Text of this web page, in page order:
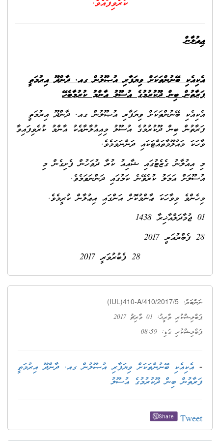
ކުރެވިފައެވެ.
އިޢުލާން
އެކިއެކި ބޭނުންތަކަށް ވިޔަފާރި އުޞޫލުން ގއ. ދާންދޫ އިރުމަތީ
ފަރާތުން ބިން ދޫކުރުމުގެ އުސޫލު އާންމު ކުރުމާބެހޭ
އެކިއެކި ބޭނުންތަކަށް ވިޔަފާރި އުޞޫލުން ގއ. ދާންދޫ އިރުމަތީ
ފަރާތުން ބިން ދޫކުރުމުގެ އުސޫލު މިއިއުލާނާއެކު އާންމު ކުރެވިފައިވާ
ވާހަކަ މައުލޫމާތައްޓަކައި ދަންނަވަމެވެ.
މި އިއުލާނު ގެޒެޓުގައި ޝާއިއު ކުރާ ދުވަހުން ފެށިގެން މި
އުސޫލަށް އަމަލު ކުރެވޭނެ ކަމުގައި ދަންނަވަމެވެ.
މިހެންވެ މިވާހަކަ ޢާންމުކޮށް އަންގައި އިޢުލާން ކުރީމެވެ.
01 ޖުމާދަލްއާޚިރާ 1438
28 ފެބްރުއަރީ 2017
28 ފެބުރުވަރީ 2017
ނަންބަރު: (IUL)410-A/410/2017/5
ޕަބްލިޝްކުރި ތާރީޚު: 01 މާރިޗު 2017
ޕަބްލިޝްކުރި ގަޑި: 08:59
- އެކިއެކި ބޭނުންތަކަށް ވިޔަފާރި އުޞޫލުން ގއ. ދާންދޫ އިރުމަތީ
ފަރާތުން ބިން ދޫކުރުމުގެ އުސޫލު
Tweet
Share